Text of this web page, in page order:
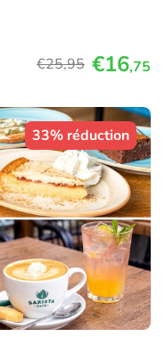
€25,95 €16,75
33% réduction